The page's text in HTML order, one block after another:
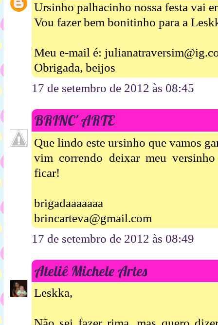
Ursinho palhacinho nossa festa vai
Vou fazer bem bonitinho para a
Meu e-mail é:
Obrigada, beijos
17 de setembro de 2012 às 08:45
BRINC' ARTE
Que lindo este ursinho que vamos
vim correndo deixar meu
ficar!
brigadaaaaaaa
brincarteva@gmail.com
17 de setembro de 2012 às 08:49
Ateliê Michele Artes
Leskka,